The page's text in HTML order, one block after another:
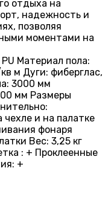
отдыха на
надежность и
позволяя
моментами на
Материал пола:
м Дуги: фиберглас,
3000 мм
мм Размеры
и на палатке
фонаря
Вес: 3,25 кг
: + Проклеенные
+